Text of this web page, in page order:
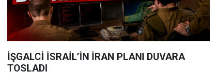
İŞGALCİ İSRAİL’İN İRAN PLANI DUVARA
TOSLADI